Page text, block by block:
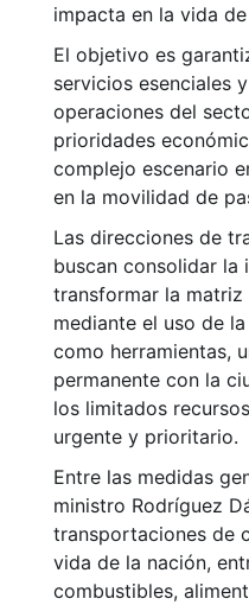
impacta en la vida
El objetivo es
servicios esenciales
operaciones del
prioridades
complejo escenario
en la movilidad de
Las direcciones de
buscan consolidar la
transformar la
mediante el uso de
como herramientas,
permanente con la
los limitados
urgente y prioritario.
Entre las medidas
ministro Rodríguez
transportaciones de
vida de la nación,
combustibles,